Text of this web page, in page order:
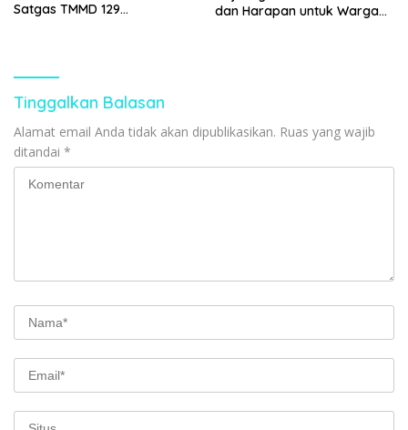
Satgas TMMD 129
dan Harapan untuk Warga
Tinggalkan Balasan
Alamat email Anda tidak akan dipublikasikan. Ruas yang wajib
ditandai *